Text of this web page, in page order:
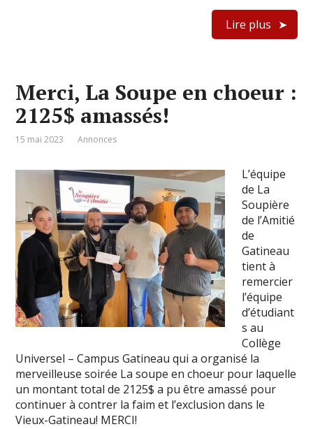
Lire plus
Merci, La Soupe en choeur :
2125$ amassés!
15 mai 2023 Annonces
L’équipe
de La
Soupière
de l’Amitié
de
Gatineau
tient à
remercier
l’équipe
d’étudiant
s au
Collège
Universel – Campus Gatineau qui a organisé la
merveilleuse soirée La soupe en choeur pour laquelle
un montant total de 2125$ a pu être amassé pour
continuer à contrer la faim et l’exclusion dans le
Vieux-Gatineau! MERCI!